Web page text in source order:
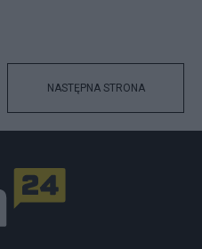
NASTĘPNA STRONA